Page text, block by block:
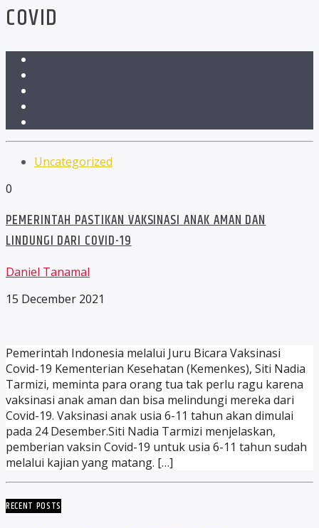
COVID
Uncategorized
0
PEMERINTAH PASTIKAN VAKSINASI ANAK AMAN DAN
LINDUNGI DARI COVID-19
Daniel Tanamal
15 December 2021
Pemerintah Indonesia melalui Juru Bicara Vaksinasi
Covid-19 Kementerian Kesehatan (Kemenkes), Siti Nadia
Tarmizi, meminta para orang tua tak perlu ragu karena
vaksinasi anak aman dan bisa melindungi mereka dari
Covid-19. Vaksinasi anak usia 6-11 tahun akan dimulai
pada 24 Desember.Siti Nadia Tarmizi menjelaskan,
pemberian vaksin Covid-19 untuk usia 6-11 tahun sudah
melalui kajian yang matang. […]
RECENT POSTS